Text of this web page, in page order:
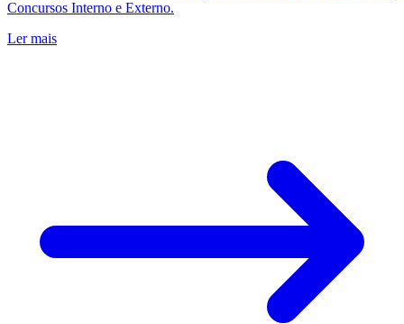
Concursos Interno e Externo.
Ler mais